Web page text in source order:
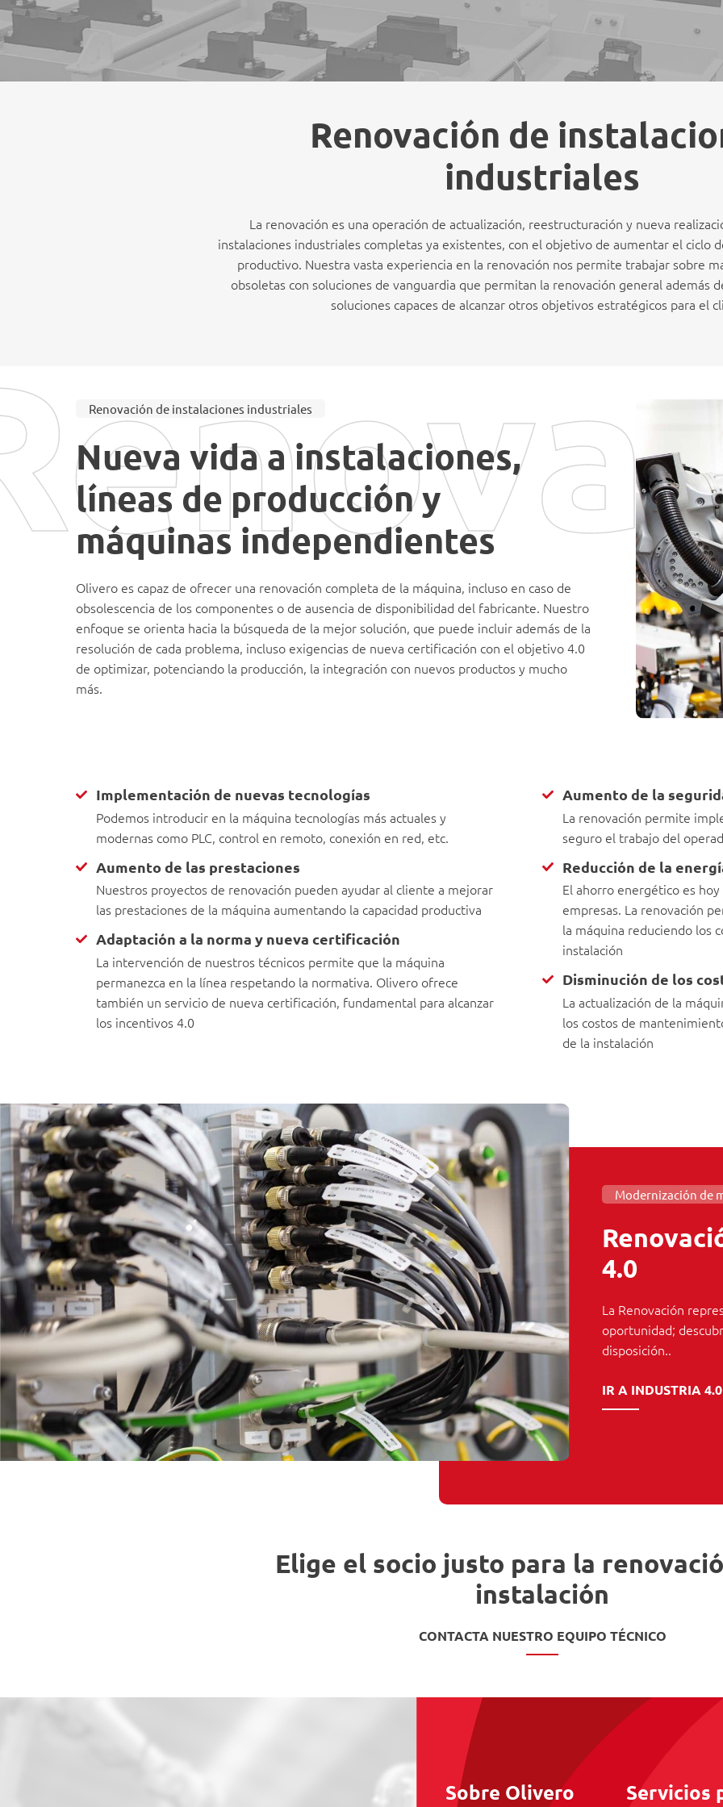
Renovación de
industriales
La renovación es una operación de actualización, reestructuración y nueva
instalaciones industriales completas ya existentes, con el objetivo de aumentar el ciclo
productivo. Nuestra vasta experiencia en la renovación nos permite trabajar sobre
obsoletas con soluciones de vanguardia que permitan la renovación general además
soluciones capaces de alcanzar otros objetivos estratégicos para el
Renovación de instalaciones industriales
Nueva vida a instalaciones,
líneas de producción y
máquinas independientes
Olivero es capaz de ofrecer una renovación completa de la máquina, incluso en caso de
obsolescencia de los componentes o de ausencia de disponibilidad del fabricante. Nuestro
enfoque se orienta hacia la búsqueda de la mejor solución, que puede incluir además de la
resolución de cada problema, incluso exigencias de nueva certificación con el objetivo 4.0
de optimizar, potenciando la producción, la integración con nuevos productos y mucho
más.
Implementación de nuevas tecnologías
Podemos introducir en la máquina tecnologías más actuales y
modernas como PLC, control en remoto, conexión en red, etc.
Aumento de las prestaciones
Nuestros proyectos de renovación pueden ayudar al cliente a mejorar
las prestaciones de la máquina aumentando la capacidad productiva
Adaptación a la norma y nueva certificación
La intervención de nuestros técnicos permite que la máquina
permanezca en la línea respetando la normativa. Olivero ofrece
también un servicio de nueva certificación, fundamental para alcanzar
los incentivos 4.0
Aumento de la
La renovación permite
seguro el trabajo del
Reducción de la
El ahorro energético es
empresas. La renovación
la máquina reduciendo los
instalación
Disminución de los
La actualización de la
los costos de
de la instalación
Modernización de
4.0
La Renovación
oportunidad;
disposición..
IR A INDUSTRIA 4.0
Elige el socio justo para la
instalación
CONTACTA NUESTRO EQUIPO TÉCNICO
Sobre Olivero Servicios